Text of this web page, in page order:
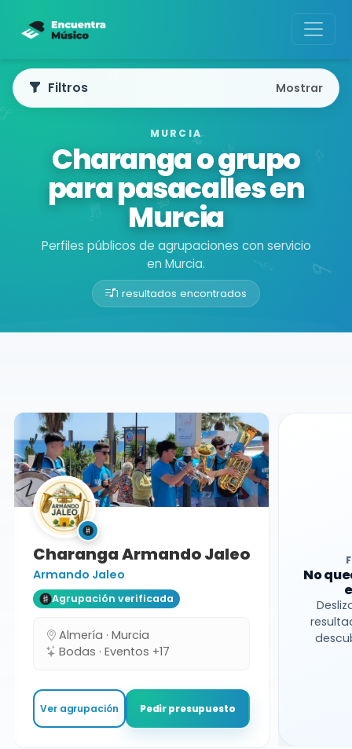
MURCIA
Charanga o grupo
para pasacalles en
Murcia
Perfiles públicos de agrupaciones con servicio
en Murcia.
1 resultados encontrados
Buscador de músicos
Filtros Mostrar
Charanga Armando Jaleo
Armando Jaleo
Agrupación verificada
Almería · Murcia
Bodas · Eventos +17
Ver agrupación Pedir presupuesto
No